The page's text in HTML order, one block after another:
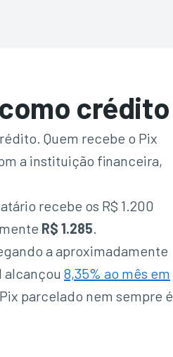
crédito
Quem recebe o Pix
a instituição financeira,
recebe os R$ 1.200
R$ 1.285.
a aproximadamente
alcançou 8,35% ao mês em
parcelado nem sempre é